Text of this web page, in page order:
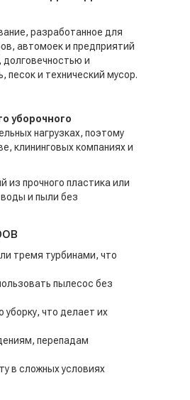
разработанное для
автомоек и предприятий
и
и технический мусор.
уборочного
нагрузках, поэтому
клининговых компаниях и
прочного пластика или
и пыли без
тремя турбинами, что
пылесос без
что делает их
перепадам
в сложных условиях